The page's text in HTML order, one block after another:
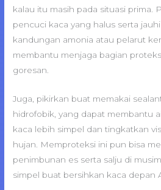
kalau itu masih pada situasi prima.
pencuci kaca yang halus serta
kandungan amonia atau pelarut
membantu menjaga bagian
goresan.
Juga, pikirkan buat memakai
hidrofobik, yang dapat membantu
kaca lebih simpel dan tingkatkan
hujan. Memproteksi ini pun bisa
penimbunan es serta salju di
simpel buat bersihkan kaca depan